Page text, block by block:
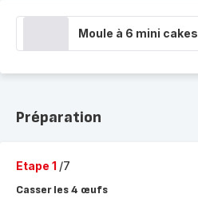
Moule à 6 mini cakes
Préparation
Etape 1 /7
Casser les 4 œufs